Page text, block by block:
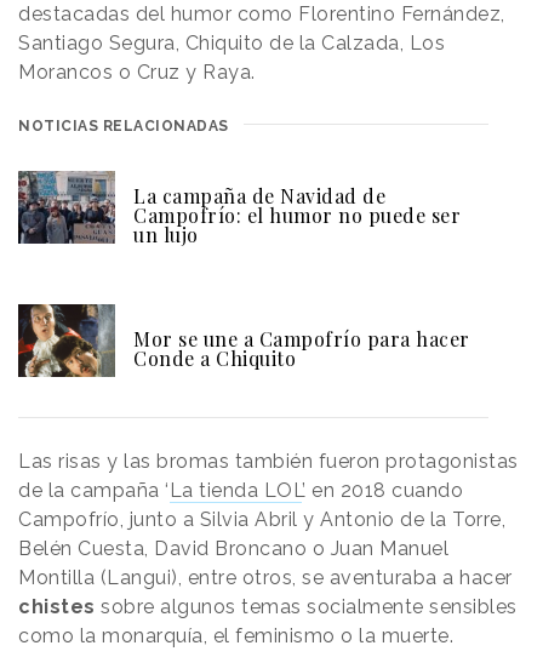
destacadas del humor como Florentino Fernández,
Santiago Segura, Chiquito de la Calzada, Los
Morancos o Cruz y Raya.
NOTICIAS RELACIONADAS
La campaña de Navidad de
Campofrío: el humor no puede ser
un lujo
Mor se une a Campofrío para hacer
Conde a Chiquito
Las risas y las bromas también fueron protagonistas
de la campaña ‘ La tienda LOL’ en 2018 cuando
Campofrío, junto a Silvia Abril y Antonio de la Torre,
Belén Cuesta, David Broncano o Juan Manuel
Montilla (Langui), entre otros, se aventuraba a hacer
chistes sobre algunos temas socialmente sensibles
como la monarquía, el feminismo o la muerte.